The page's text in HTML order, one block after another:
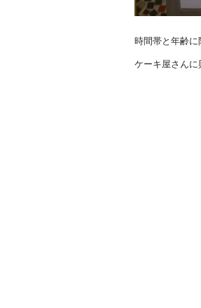
時間帯と年齢に
ケーキ屋さんに